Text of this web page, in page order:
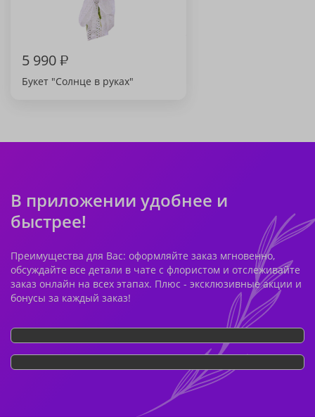
5 990₽
Букет "Солнце в руках"
В приложении удобнее и
быстрее!
Преимущества для Вас: оформляйте заказ мгновенно,
обсуждайте все детали в чате с флористом и отслеживайте
заказ онлайн на всех этапах. Плюс - эксклюзивные акции и
бонусы за каждый заказ!